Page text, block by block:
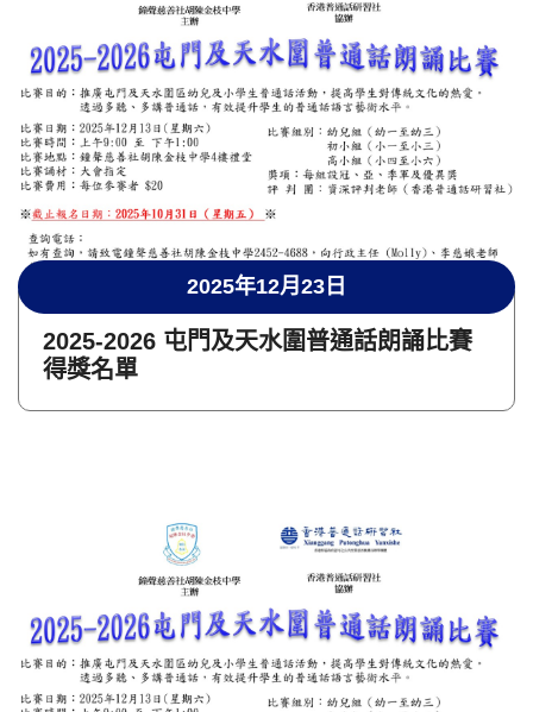
2025年12月23日
2025-2026 屯門及天水圍普通話朗誦比賽
得獎名單